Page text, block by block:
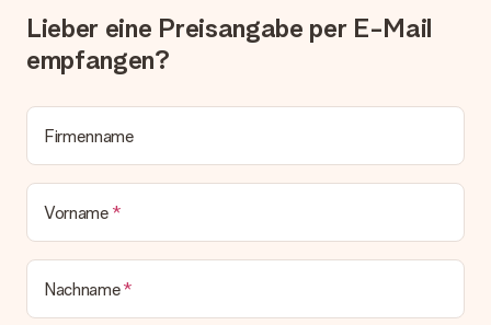
Wird die Rechnung mit der Bestellung mitverschickt?
Alle Lieferungen erfolgen ohne Rechnung und/oder
Lieferschein. Die Rechnung zu deiner Bestellung erhältst du
deinem MySurprise Account einsehen. Du kannst das
Geschenk also direkt beim Empfänger liefern lassen und es
Lieber eine Preisangabe per E-Mail
empfangen?
Firmenname
Vorname
Nachname